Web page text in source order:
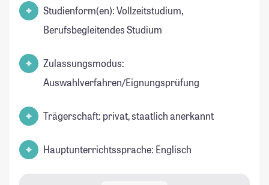
Studienform(en): Vollzeitstudium,
Berufsbegleitendes Studium
Zulassungsmodus:
Auswahlverfahren/Eignungsprüfung
Trägerschaft: privat, staatlich anerkannt
Hauptunterrichtssprache: Englisch